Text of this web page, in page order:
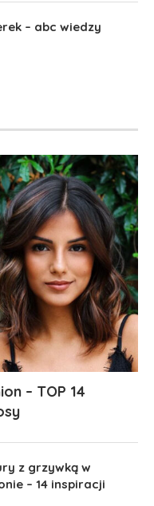
– abc wiedzy
– TOP 14
z grzywką w
– 14 inspiracji